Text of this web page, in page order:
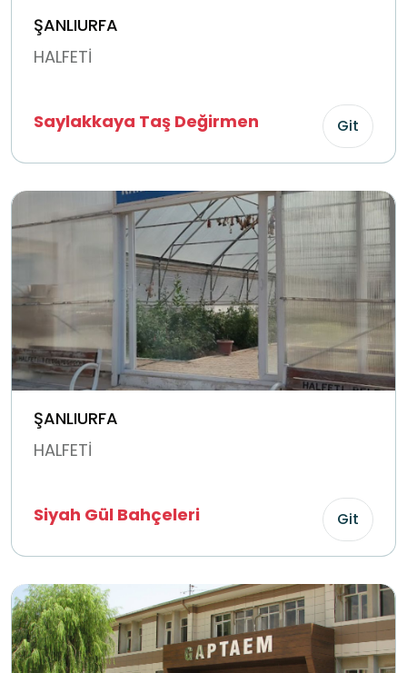
ŞANLIURFA
HALFETİ
Saylakkaya Taş Değirmen Git
ŞANLIURFA
HALFETİ
Siyah Gül Bahçeleri Git